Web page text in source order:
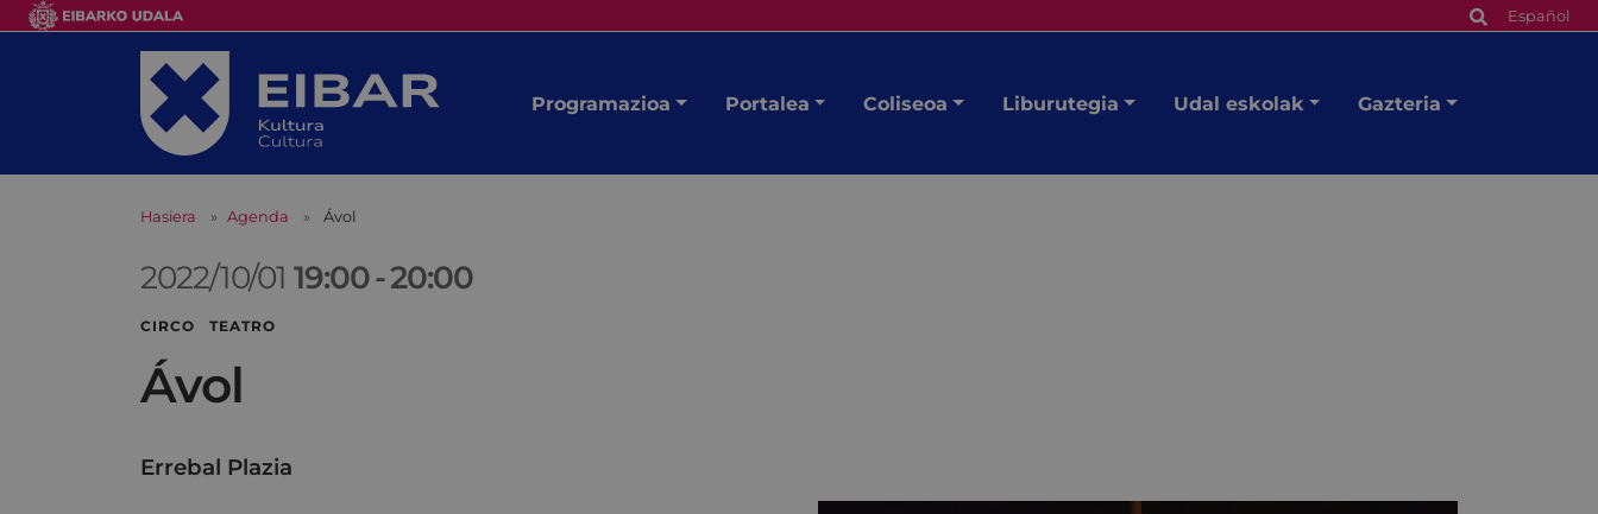
Español
Programazioa Portalea Coliseoa Liburutegia Udal eskolak Gazteria
Hasiera Agenda Ávol
2022/10/01 19:00-20:00
CIRCO TEATRO
Ávol
Errebal Plazia